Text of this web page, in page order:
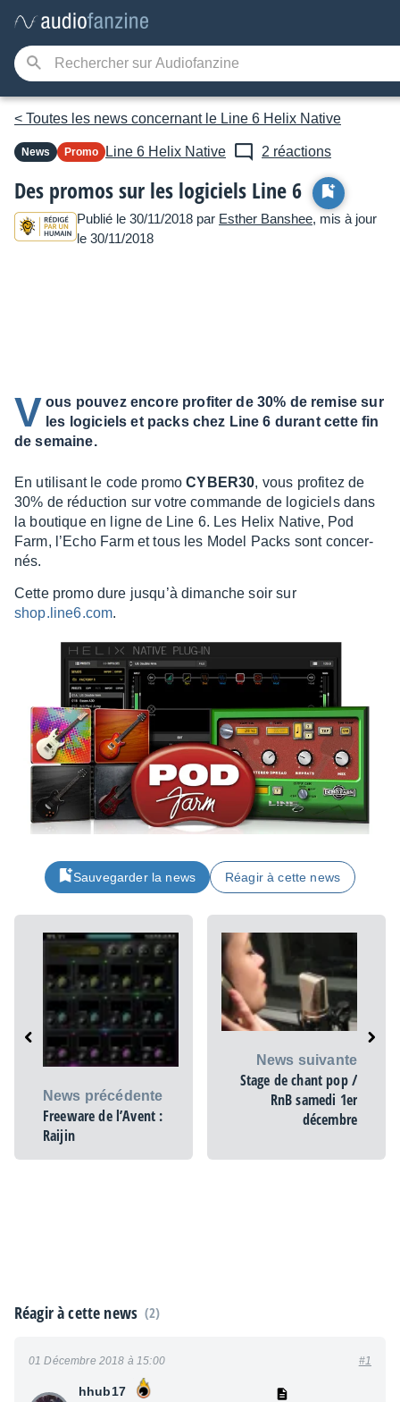
< Toutes les news concernant le Line 6 Helix Native
News Promo Line 6 Helix Native 2 réactions
Des promos sur les logiciels Line 6
Publié le 30/11/2018 par Esther Banshee, mis à jour
le 30/11/2018
V ous pouvez encore profiter de 30% de remise sur
les logiciels et packs chez Line 6 durant cette fin
de semaine.
En utili­sant le code promoCYBER30, vous profi­tez de
30% de réduc­tion sur votre commande de logi­ciels dans
la boutique en ligne de Line 6. Les Helix Native, Pod
Farm, l’Echo Farm et tous les Model Packs sont concer­
nés.
Cette promo dure jusqu’à dimanche soir sur
shop.line6.com.
Sauvegarder la news Réagir à cette news
News précédente
Freeware de l’Avent :
Raijin
News suivante
Stage de chant pop /
RnB samedi 1er
décembre
Réagir à cette news (2)
hhub17
01 Décembre 2018 à 15:00 #1